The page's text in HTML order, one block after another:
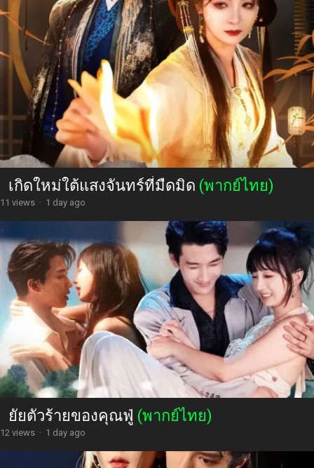
เกิดใหม่ใต้แสงจันทร์ที่มืดมิด (พากย์ไทย)
11 views · 1 day ago
ยัยตัวร้ายของคุณฟู่ (พากย์ไทย)
12 views · 1 day ago